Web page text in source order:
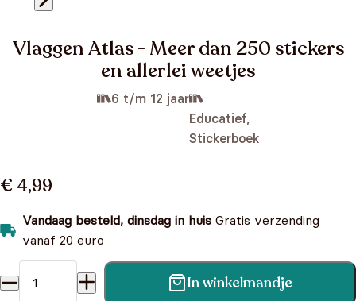
Vlaggen Atlas - Meer dan 250 stickers
en allerlei weetjes
6 t/m 12 jaar
Educatief,
Stickerboek
€ 4,99
Vandaag besteld, dinsdag in huis Gratis verzending
vanaf 20 euro
Vlaggen Atlas - Meer dan 250 stickers en allerlei weetjes
In winkelmandje